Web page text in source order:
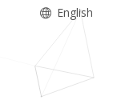
English